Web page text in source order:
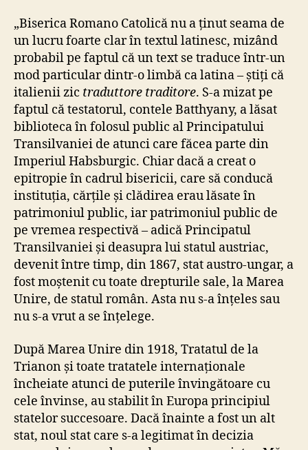
„Biserica Romano Catolică nu a ținut seama de
un lucru foarte clar în textul latinesc, mizând
probabil pe faptul că un text se traduce într-un
mod particular dintr-o limbă ca latina – știți că
italienii zic traduttore traditore. S-a mizat pe
faptul că testatorul, contele Batthyany, a lăsat
biblioteca în folosul public al Principatului
Transilvaniei de atunci care făcea parte din
Imperiul Habsburgic. Chiar dacă a creat o
epitropie în cadrul bisericii, care să conducă
instituția, cărțile și clădirea erau lăsate în
patrimoniul public, iar patrimoniul public de
pe vremea respectivă – adică Principatul
Transilvaniei și deasupra lui statul austriac,
devenit între timp, din 1867, stat austro-ungar, a
fost moștenit cu toate drepturile sale, la Marea
Unire, de statul român. Asta nu s-a înțeles sau
nu s-a vrut a se înțelege.
După Marea Unire din 1918, Tratatul de la
Trianon și toate tratatele internaționale
încheiate atunci de puterile învingătoare cu
cele învinse, au stabilit în Europa principiul
statelor succesoare. Dacă înainte a fost un alt
stat, noul stat care s-a legitimat în decizia